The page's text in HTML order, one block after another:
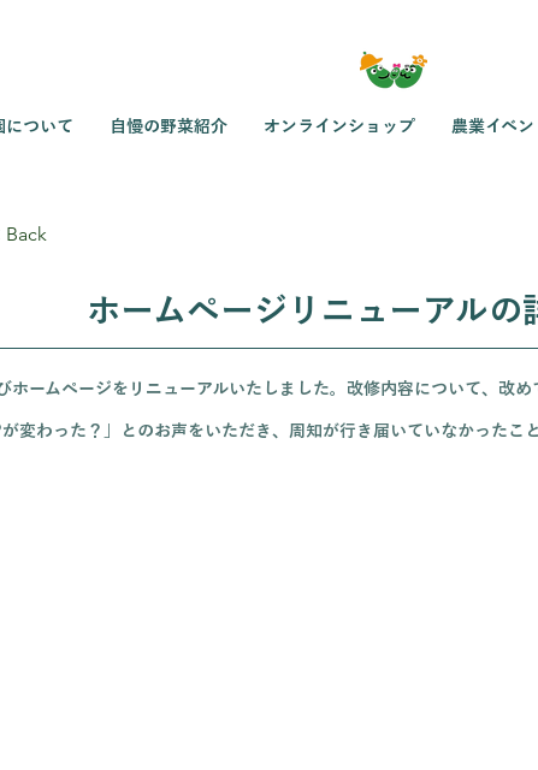
について 自慢の野菜紹介 オンラインショップ 農業イベン
Back
ホームページリニューアルの
ホームページをリニューアルいたしました。改修内容について、改
変わった？」とのお声をいただき、周知が行き届いていなかったこ